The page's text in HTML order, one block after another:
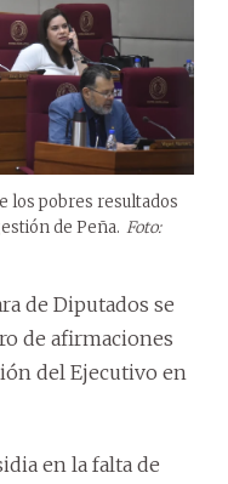
los pobres resultados
de Peña. Foto:
de Diputados se
de afirmaciones
del Ejecutivo en
en la falta de